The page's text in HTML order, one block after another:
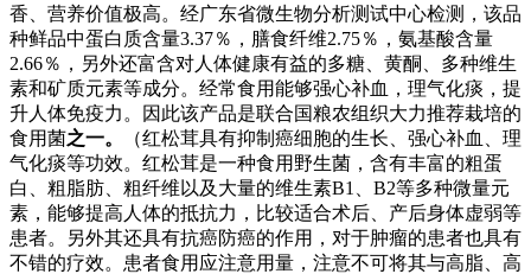
香、营养价值极高。经广东省微生物分析测试中心检测，该品
种鲜品中蛋白质含量3.37％，膳食纤维2.75％，氨基酸含量
2.66％，另外还富含对人体健康有益的多糖、黄酮、多种维生
素和矿质元素等成分。经常食用能够强心补血，理气化痰，提
升人体免疫力。因此该产品是联合国粮农组织大力推荐栽培的
食用菌之一。
（红松茸具有抑制癌细胞的生长、强心补血、理
气化痰等功效。红松茸是一种食用野生菌，含有丰富的粗蛋
白、粗脂肪、粗纤维以及大量的维生素B1、B2等多种微量元
素，能够提高人体的抵抗力，比较适合术后、产后身体虚弱等
患者。另外其还具有抗癌防癌的作用，对于肿瘤的患者也具有
不错的疗效。患者食用应注意用量，注意不可将其与高脂、高